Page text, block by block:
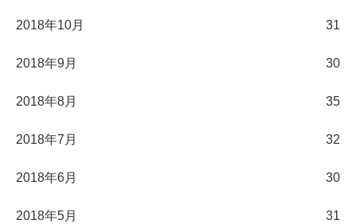
2018年10月 31
2018年9月 30
2018年8月 35
2018年7月 32
2018年6月 30
2018年5月 31